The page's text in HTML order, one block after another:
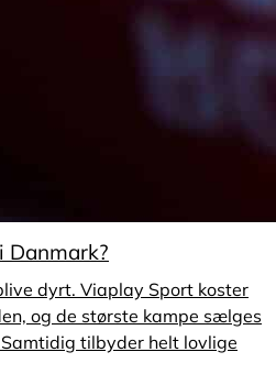
Danmark?
dyrt. Viaplay Sport koster
og de største kampe sælges
tilbyder helt lovlige